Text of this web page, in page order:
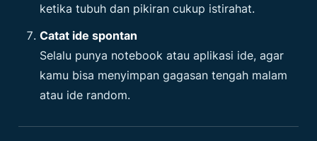
ketika tubuh dan pikiran cukup istirahat.
Catat ide spontan
Selalu punya notebook atau aplikasi ide, agar
kamu bisa menyimpan gagasan tengah malam
atau ide random.